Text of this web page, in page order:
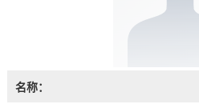
名称：